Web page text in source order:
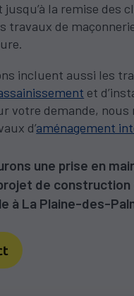
la remise des
travaux de
incluent aussi les
et
votre demande, nous
d’aménagement
une prise en
de construction
à La Plaine-des-